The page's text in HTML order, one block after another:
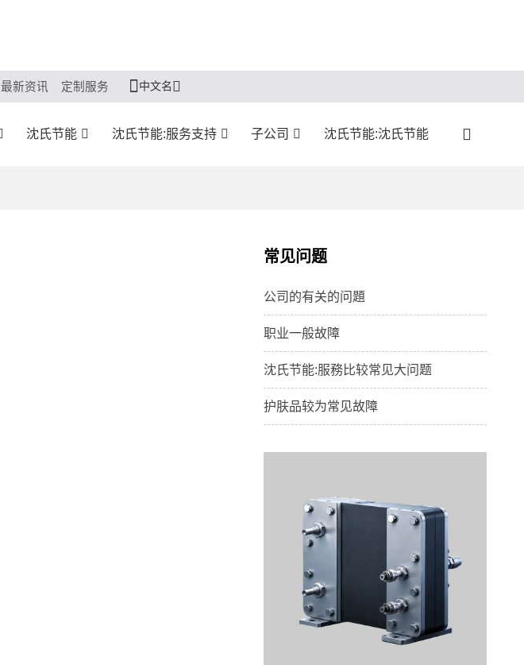
最新资讯 定制服务 中文名
沈氏节能 沈氏节能:服务支持 子公司 沈氏节能:沈氏节能
常见问题
公司的有关的问題
职业一般故障
沈氏节能:服務比较常见大问题
护肤品较为常见故障